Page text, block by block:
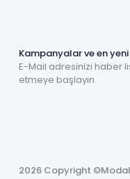
Kampanyalar ve en
E-Mail adresinizi haber
etmeye başlayın.
2026 Copyright